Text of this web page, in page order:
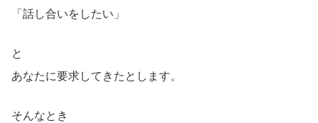
「話し合いをしたい」
と
あなたに要求してきたとします。
そんなとき